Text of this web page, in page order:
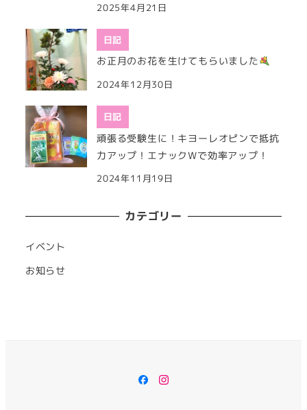
2025年4月21日
日記
お正月のお花を生けてもらいました
2024年12月30日
日記
頑張る受験生に！キヨーレオピンで抵抗
力アップ！エナックWで効率アップ！
2024年11月19日
カテゴリー
イベント
お知らせ
Facebook
Instagram